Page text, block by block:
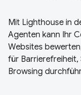
Mit Lighthouse in
Agenten kann Ihr
Websites
für Barrierefreiheit,
Browsing